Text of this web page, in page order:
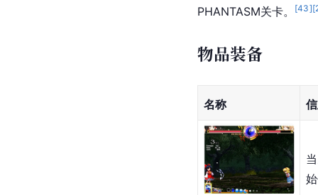
PHANTASM关卡。
[43][
物品装备
名称